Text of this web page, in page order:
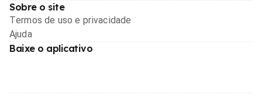
Sobre o site
Termos de uso e privacidade
Ajuda
Baixe o aplicativo